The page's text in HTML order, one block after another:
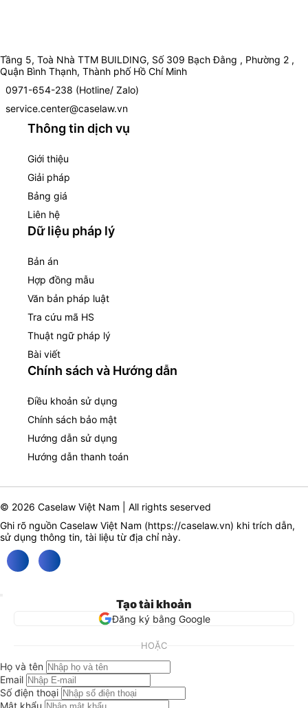
Tầng 5, Toà Nhà TTM BUILDING, Số 309 Bạch Đằng , Phường 2 ,
Quận Bình Thạnh, Thành phố Hồ Chí Minh
0971-654-238 (Hotline/ Zalo)
service.center@caselaw.vn
Thông tin dịch vụ
Giới thiệu
Giải pháp
Bảng giá
Liên hệ
Dữ liệu pháp lý
Bản án
Hợp đồng mẫu
Văn bản pháp luật
Tra cứu mã HS
Thuật ngữ pháp lý
Bài viết
Chính sách và Hướng dẫn
Điều khoản sử dụng
Chính sách bảo mật
Hướng dẫn sử dụng
Hướng dẫn thanh toán
© 2026 Caselaw Việt Nam | All rights seserved
Ghi rõ nguồn Caselaw Việt Nam (https://caselaw.vn) khi trích dẫn,
sử dụng thông tin, tài liệu từ địa chỉ này.
Tạo tài khoản
Đăng ký bằng Google
HOẶC
Họ và tên
Email
Số điện thoại
Mật khẩu